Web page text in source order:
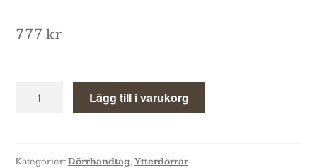
777kr
Lägg till i varukorg
Kategorier:Dörrhandtag,Ytterdörrar